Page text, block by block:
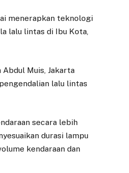
menerapkan teknologi
lalu lintas di Ibu Kota,
Muis, Jakarta
lalu lintas
secara lebih
durasi lampu
kendaraan dan